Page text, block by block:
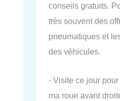
conseils gratuits.
très souvent des
pneumatiques et
des véhicules.
- Visite ce jour
ma roue avant